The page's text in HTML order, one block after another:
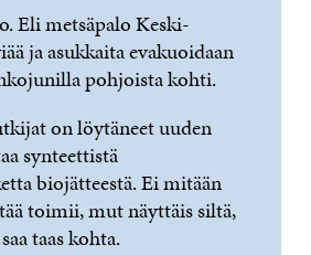
Eli metsäpalo Keski-
ja asukkaita evakuoidaan
pohjoista kohti.
on löytäneet uuden
synteettistä
biojätteestä. Ei mitään
toimii, mut näyttäis siltä,
taas kohta.